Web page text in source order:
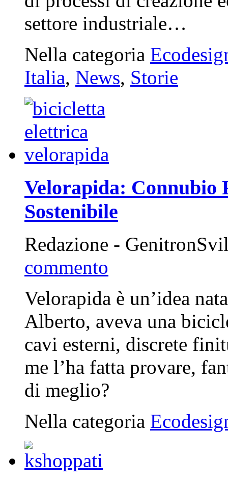
settore industriale…
Nella categoria
Italia, News, Storie
Velorapida: Connubio
Sostenibile
Redazione -
commento
Velorapida è un’idea
Alberto, aveva una
cavi esterni, discrete
me l’ha fatta provare,
di meglio?
Nella categoria